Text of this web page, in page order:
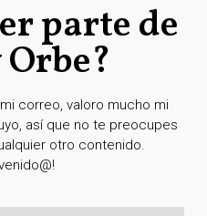
parte de
correo, valoro mucho mi
así que no te preocupes
otro contenido.